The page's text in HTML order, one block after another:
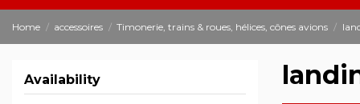
Home accessoires Timonerie, trains & roues, hélices, cônes avions
Availability